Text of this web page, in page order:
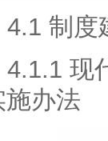
4.1 制度
4.1.1 现
施办法